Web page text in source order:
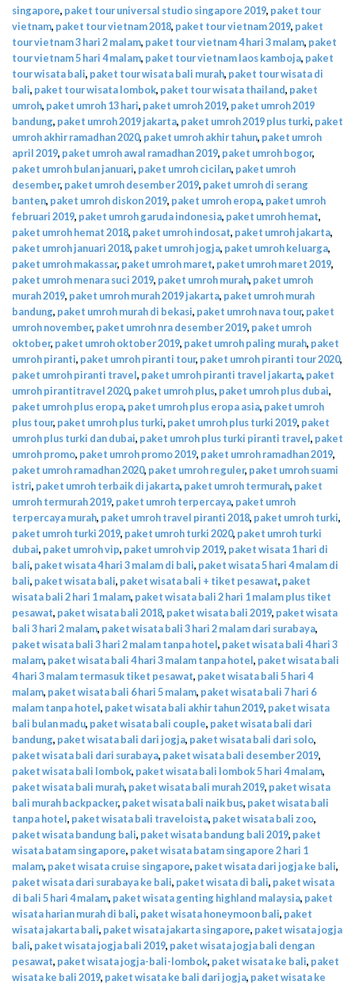
singapore, paket tour universal studio singapore 2019, paket tour
vietnam, paket tour vietnam 2018, paket tour vietnam 2019, paket
tour vietnam 3 hari 2 malam, paket tour vietnam 4 hari 3 malam, paket
tour vietnam 5 hari 4 malam, paket tour vietnam laos kamboja, paket
tour wisata bali, paket tour wisata bali murah, paket tour wisata di
bali, paket tour wisata lombok, paket tour wisata thailand, paket
umroh, paket umroh 13 hari, paket umroh 2019, paket umroh 2019
bandung, paket umroh 2019 jakarta, paket umroh 2019 plus turki, paket
umroh akhir ramadhan 2020, paket umroh akhir tahun, paket umroh
april 2019, paket umroh awal ramadhan 2019, paket umroh bogor,
paket umroh bulan januari, paket umroh cicilan, paket umroh
desember, paket umroh desember 2019, paket umroh di serang
banten, paket umroh diskon 2019, paket umroh eropa, paket umroh
februari 2019, paket umroh garuda indonesia, paket umroh hemat,
paket umroh hemat 2018, paket umroh indosat, paket umroh jakarta,
paket umroh januari 2018, paket umroh jogja, paket umroh keluarga,
paket umroh makassar, paket umroh maret, paket umroh maret 2019,
paket umroh menara suci 2019, paket umroh murah, paket umroh
murah 2019, paket umroh murah 2019 jakarta, paket umroh murah
bandung, paket umroh murah di bekasi, paket umroh nava tour, paket
umroh november, paket umroh nra desember 2019, paket umroh
oktober, paket umroh oktober 2019, paket umroh paling murah, paket
umroh piranti, paket umroh piranti tour, paket umroh piranti tour 2020,
paket umroh piranti travel, paket umroh piranti travel jakarta, paket
umroh pirantitravel 2020, paket umroh plus, paket umroh plus dubai,
paket umroh plus eropa, paket umroh plus eropa asia, paket umroh
plus tour, paket umroh plus turki, paket umroh plus turki 2019, paket
umroh plus turki dan dubai, paket umroh plus turki piranti travel, paket
umroh promo, paket umroh promo 2019, paket umroh ramadhan 2019,
paket umroh ramadhan 2020, paket umroh reguler, paket umroh suami
istri, paket umroh terbaik di jakarta, paket umroh termurah, paket
umroh termurah 2019, paket umroh terpercaya, paket umroh
terpercaya murah, paket umroh travel piranti 2018, paket umroh turki,
paket umroh turki 2019, paket umroh turki 2020, paket umroh turki
dubai, paket umroh vip, paket umroh vip 2019, paket wisata 1 hari di
bali, paket wisata 4 hari 3 malam di bali, paket wisata 5 hari 4 malam di
bali, paket wisata bali, paket wisata bali + tiket pesawat, paket
wisata bali 2 hari 1 malam, paket wisata bali 2 hari 1 malam plus tiket
pesawat, paket wisata bali 2018, paket wisata bali 2019, paket wisata
bali 3 hari 2 malam, paket wisata bali 3 hari 2 malam dari surabaya,
paket wisata bali 3 hari 2 malam tanpa hotel, paket wisata bali 4 hari 3
malam, paket wisata bali 4 hari 3 malam tanpa hotel, paket wisata bali
4 hari 3 malam termasuk tiket pesawat, paket wisata bali 5 hari 4
malam, paket wisata bali 6 hari 5 malam, paket wisata bali 7 hari 6
malam tanpa hotel, paket wisata bali akhir tahun 2019, paket wisata
bali bulan madu, paket wisata bali couple, paket wisata bali dari
bandung, paket wisata bali dari jogja, paket wisata bali dari solo,
paket wisata bali dari surabaya, paket wisata bali desember 2019,
paket wisata bali lombok, paket wisata bali lombok 5 hari 4 malam,
paket wisata bali murah, paket wisata bali murah 2019, paket wisata
bali murah backpacker, paket wisata bali naik bus, paket wisata bali
tanpa hotel, paket wisata bali traveloista, paket wisata bali zoo,
paket wisata bandung bali, paket wisata bandung bali 2019, paket
wisata batam singapore, paket wisata batam singapore 2 hari 1
malam, paket wisata cruise singapore, paket wisata dari jogja ke bali,
paket wisata dari surabaya ke bali, paket wisata di bali, paket wisata
di bali 5 hari 4 malam, paket wisata genting highland malaysia, paket
wisata harian murah di bali, paket wisata honeymoon bali, paket
wisata jakarta bali, paket wisata jakarta singapore, paket wisata jogja
bali, paket wisata jogja bali 2019, paket wisata jogja bali dengan
pesawat, paket wisata jogja-bali-lombok, paket wisata ke bali, paket
wisata ke bali 2019, paket wisata ke bali dari jogja, paket wisata ke